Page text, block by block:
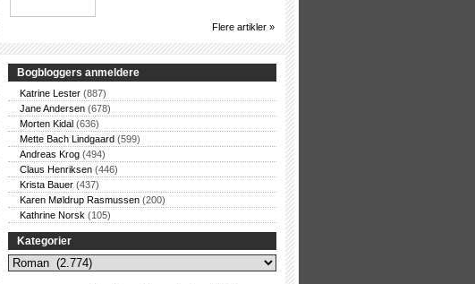
Flere artikler »
Bogbloggers anmeldere
Katrine Lester (887)
Jane Andersen (678)
Morten Kidal (636)
Mette Bach Lindgaard (599)
Andreas Krog (494)
Claus Henriksen (446)
Krista Bauer (437)
Karen Møldrup Rasmussen (200)
Kathrine Norsk (105)
Kategorier
Kategorier